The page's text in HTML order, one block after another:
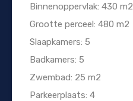
Binnenoppervlak: 430 m2
Grootte perceel: 480 m2
Slaapkamers: 5
Badkamers: 5
Zwembad: 25 m2
Parkeerplaats: 4